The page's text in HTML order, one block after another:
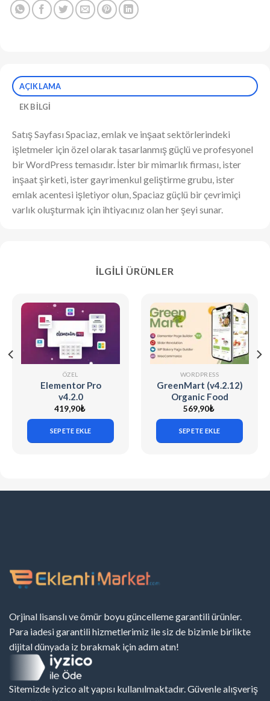
AÇIKLAMA
EK BILGI
Satış Sayfası Spaciaz, emlak ve inşaat sektörlerindeki
işletmeler için özel olarak tasarlanmış güçlü ve profesyonel
bir WordPress temasıdır. İster bir mimarlık firması, ister
inşaat şirketi, ister gayrimenkul geliştirme grubu, ister
emlak acentesi işletiyor olun, Spaciaz güçlü bir çevrimiçi
varlık oluşturmak için ihtiyacınız olan her şeyi sunar.
İLGILI ÜRÜNLER
ÖZEL
Elementor Pro
v4.2.0
419,90₺
SEPETE EKLE
WORDPRESS
GreenMart (v4.2.12)
Organic Food
Woocommerce
WordPress Theme
569,90₺
SEPETE EKLE
Orjinal lisanslı ve ömür boyu güncelleme garantili ürünler.
Para iadesi garantili hizmetlerimiz ile siz de bizimle birlikte
dijital dünyada iz bırakmak için adım atın!
Sitemizde iyzico alt yapısı kullanılmaktadır. Güvenle alışveriş